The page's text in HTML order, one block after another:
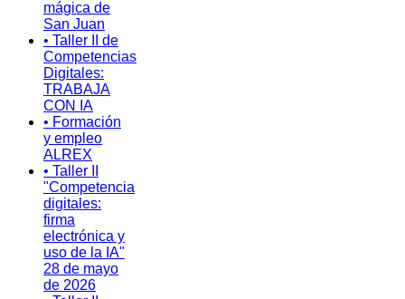
mágica de
San Juan
• Taller II de
Competencias
Digitales:
TRABAJA
CON IA
• Formación
y empleo
ALREX
• Taller II
"Competencia
digitales:
firma
electrónica y
uso de la IA"
28 de mayo
de 2026